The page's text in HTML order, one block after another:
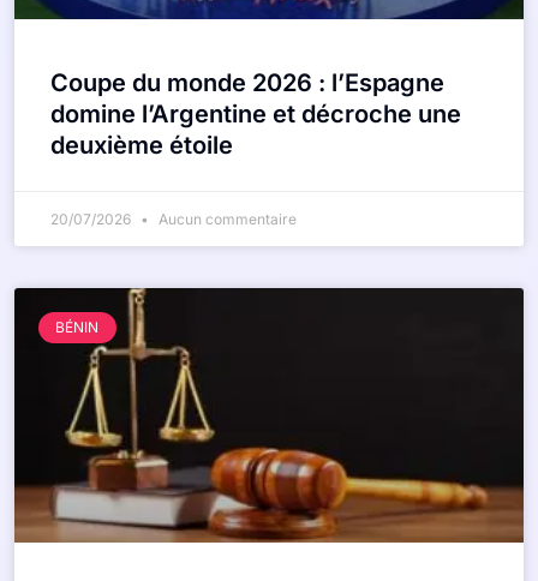
Coupe du monde 2026 : l’Espagne
domine l’Argentine et décroche une
deuxième étoile
20/07/2026 Aucun commentaire
BÉNIN